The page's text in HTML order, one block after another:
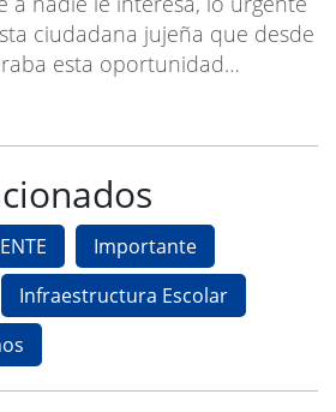
ciudadana jujeña que desde
esta oportunidad…
Importante
Infraestructura Escolar